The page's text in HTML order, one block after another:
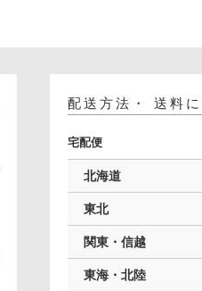
配送方法・ 送料に
宅配便
北海道
東北
関東・信越
東海・北陸